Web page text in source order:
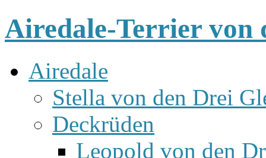
Airedale-Terrier von
Airedale
Stella von den Drei
Deckrüden
Leopold von den